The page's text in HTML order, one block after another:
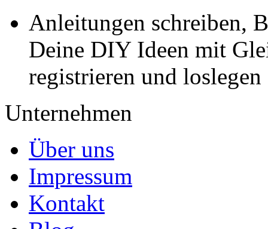
Anleitungen schreiben,
Deine DIY Ideen mit
registrieren und loslegen
Unternehmen
Über uns
Impressum
Kontakt